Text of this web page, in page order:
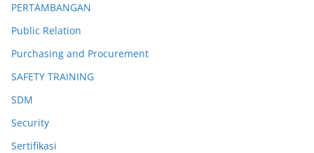
PERTAMBANGAN
Public Relation
Purchasing and Procurement
SAFETY TRAINING
SDM
Security
Sertifikasi